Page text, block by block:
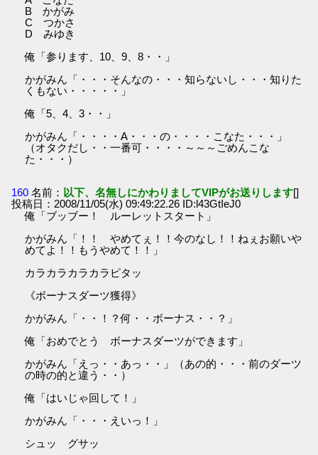
B かがみ
C つかさ
D みゆき
俺「参ります、10、9、8・・」
かがみん「・・・そんなの・・・知らないし・・・知りた
くもない・・・・・」
俺「5、4、3・・」
かがみん「・・・・A・・・の・・・・こなた・・・」
（オタクだし・・一番可・・・・～～～ごめんこな
た・・・）
160 名前： 以下、名無しにかわりましてVIPがお送りします[]
投稿日：2008/11/05(水) 09:49:22.26 ID:l43GtIeJ0
俺「ブッブー！ ルーレットスタート」
かがみん「！！ やめてぇ！！今のなし！！ねぇお願いや
めてよ！！もうやめて！！」
カラカラカラカラピタッ
《ボーナスダーツ獲得》
かがみん「・・！？何・・ボーナス・・？」
俺「おめでとう ボーナスダーツができます」
かがみん「えっ・・あっ・・」（あの的・・・前のダーツ
の時の的と違う・・）
俺「はいじゃ回して！」
かがみん「・・・えいっ！」
シュッ グサッ